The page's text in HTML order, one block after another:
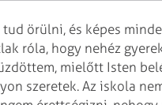
örülni, és képes
róla, hogy nehéz
mielőtt Isten
szeretek. Az iskola